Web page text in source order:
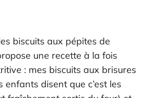
biscuits aux pépites de
une recette à la fois
: mes biscuits aux brisures
enfants disent que c’est les